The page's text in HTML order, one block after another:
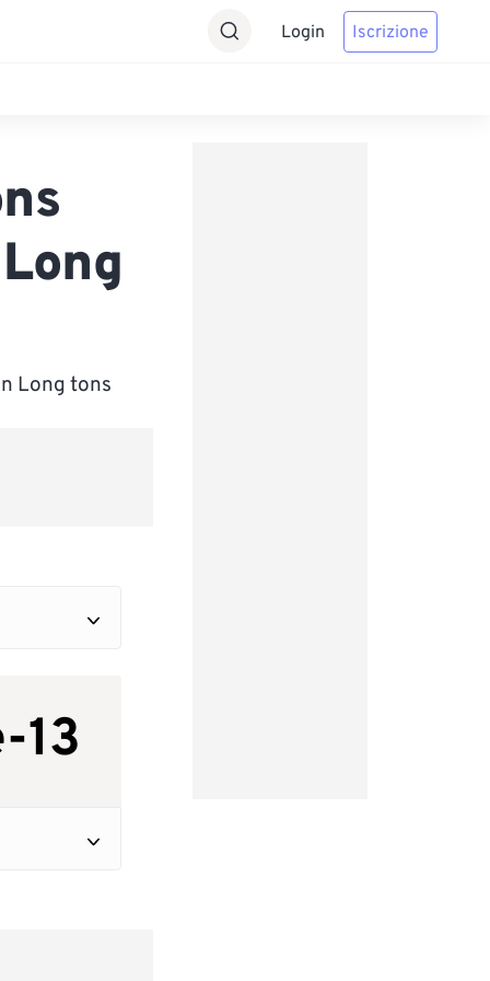
Login Iscrizione
Long tons